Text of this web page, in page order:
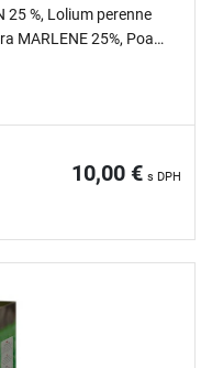
25 %, Lolium perenne
MARLENE 25%, Poa
10,00 € s DPH